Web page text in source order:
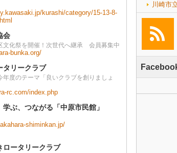
kurashi/category/15-13-8-
会
文化祭を開催！次世代へ継承 会員募集中
bunka.org/
タリークラブ
年度のテーマ「良いクラブを創りましょ
rc.com/index.php
ぶ、つながる「中原市民館」
shiminkan.jp/
ロータリークラブ
川崎市